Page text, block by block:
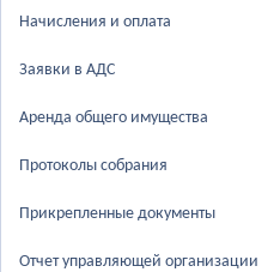
Начисления и оплата
Заявки в АДС
Аренда общего имущества
Протоколы собрания
Прикрепленные документы
Отчет управляющей организации